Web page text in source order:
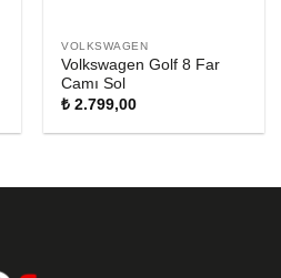
VOLKSWAGEN
Volkswagen Golf 8 Far
Camı Sol
₺ 2.799,00